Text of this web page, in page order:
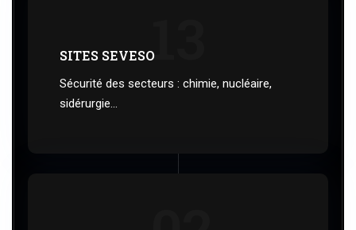
SITES SEVESO
Sécurité des secteurs : chimie, nucléaire,
sidérurgie...
13